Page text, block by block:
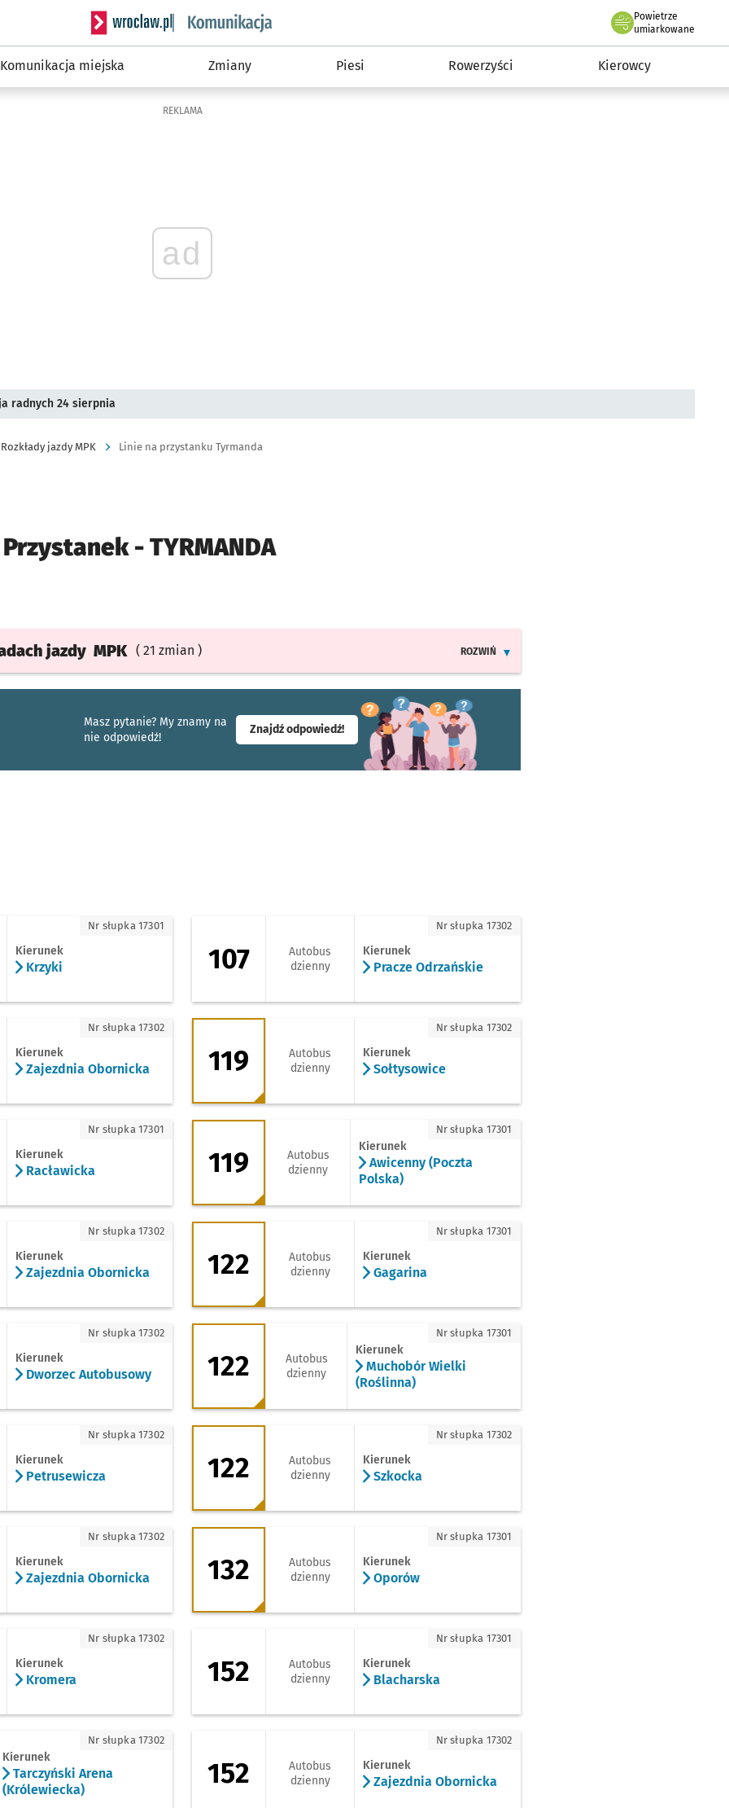
Serwis informacyjny wroclaw.pl podserwis: Komunikacja
Powietrze
we Wrocławiu
umiarkowane
Komunikacja miejska Zmiany Piesi Rowerzyści Kierowcy
REKLAMA
ad
radnych 24 sierpnia
Rozkłady jazdy MPK Linie na przystanku Tyrmanda
Przystanek -TYRMANDA
jazdy MPK ( 21 zmian )
ROZWIŃ
Masz pytanie? My znamy na
nie odpowiedź!
Znajdź odpowiedź!- otworzy się w nowej karcie
Kierunek
Krzyki
Nr słupka 17301 107 - kierunek Pracze Odrzańskie
107
Autobus
dzienny
Kierunek
Pracze Odrzańskie
Nr słupka 17302
Obornicka
Kierunek
Zajezdnia Obornicka
Nr słupka 17302 119 - kierunek Sołtysowice
119
Autobus
dzienny
Kierunek
Sołtysowice
Nr słupka 17302
Kierunek
Racławicka
Nr słupka 17301 119 - kierunek Awicenny (Poczta Polska)
119
Autobus
dzienny
Kierunek
Awicenny (Poczta
Polska)
Nr słupka 17301
Obornicka
Kierunek
Zajezdnia Obornicka
Nr słupka 17302 122 - kierunek Gagarina
122
Autobus
dzienny
Kierunek
Gagarina
Nr słupka 17301
Autobusowy
Kierunek
Dworzec Autobusowy
Nr słupka 17302 122 - kierunek Muchobór Wielki (Roślinna)
122
Autobus
dzienny
Kierunek
Muchobór Wielki
(Roślinna)
Nr słupka 17301
Kierunek
Petrusewicza
Nr słupka 17302 122 - kierunek Szkocka
122
Autobus
dzienny
Kierunek
Szkocka
Nr słupka 17302
Obornicka
Kierunek
Zajezdnia Obornicka
Nr słupka 17302 132 - kierunek Oporów
132
Autobus
dzienny
Kierunek
Oporów
Nr słupka 17301
Kierunek
Kromera
Nr słupka 17302
152
Autobus
dzienny
Kierunek
Blacharska
Nr słupka 17301
Arena (Królewiecka)
Kierunek
Tarczyński Arena
(Królewiecka)
Nr słupka 17302 152 - kierunek Zajezdnia Obornicka
152
Autobus
dzienny
Kierunek
Zajezdnia Obornicka
Nr słupka 17302